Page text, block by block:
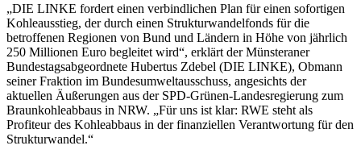
„DIE LINKE fordert einen verbindlichen Plan für einen sofortigen
Kohleausstieg, der durch einen Strukturwandelfonds für die
betroffenen Regionen von Bund und Ländern in Höhe von jährlich
250 Millionen Euro begleitet wird“, erklärt der Münsteraner
Bundestagsabgeordnete Hubertus Zdebel (DIE LINKE), Obmann
seiner Fraktion im Bundesumweltausschuss, angesichts der
aktuellen Äußerungen aus der SPD-Grünen-Landesregierung zum
Braunkohleabbaus in NRW. „Für uns ist klar: RWE steht als
Profiteur des Kohleabbaus in der finanziellen Verantwortung für den
Strukturwandel.“